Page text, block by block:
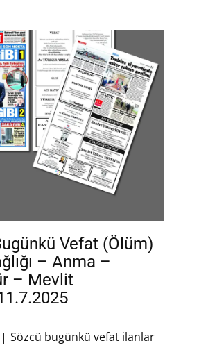
Vefat (Ölüm)
– Anma –
– Mevlit
Sözcü bugünkü vefat ilanlar